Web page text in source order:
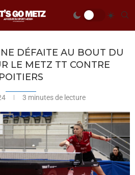
DÉFAITE AU BOUT DU
LE METZ TT CONTRE
POITIERS
3 minutes de lecture